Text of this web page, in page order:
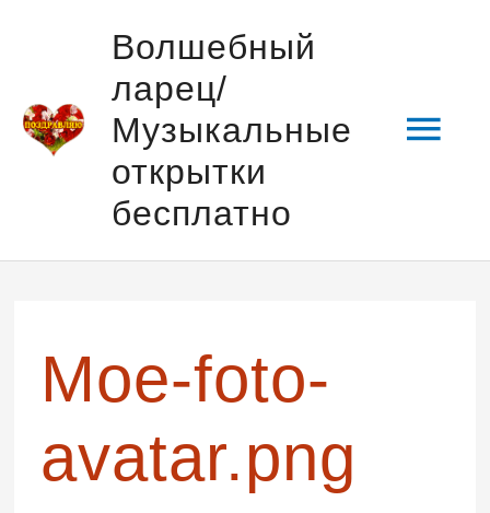
содержимому
Волшебный
ларец/
Музыкальные
открытки
бесплатно
Moe-foto-
avatar.png
записям